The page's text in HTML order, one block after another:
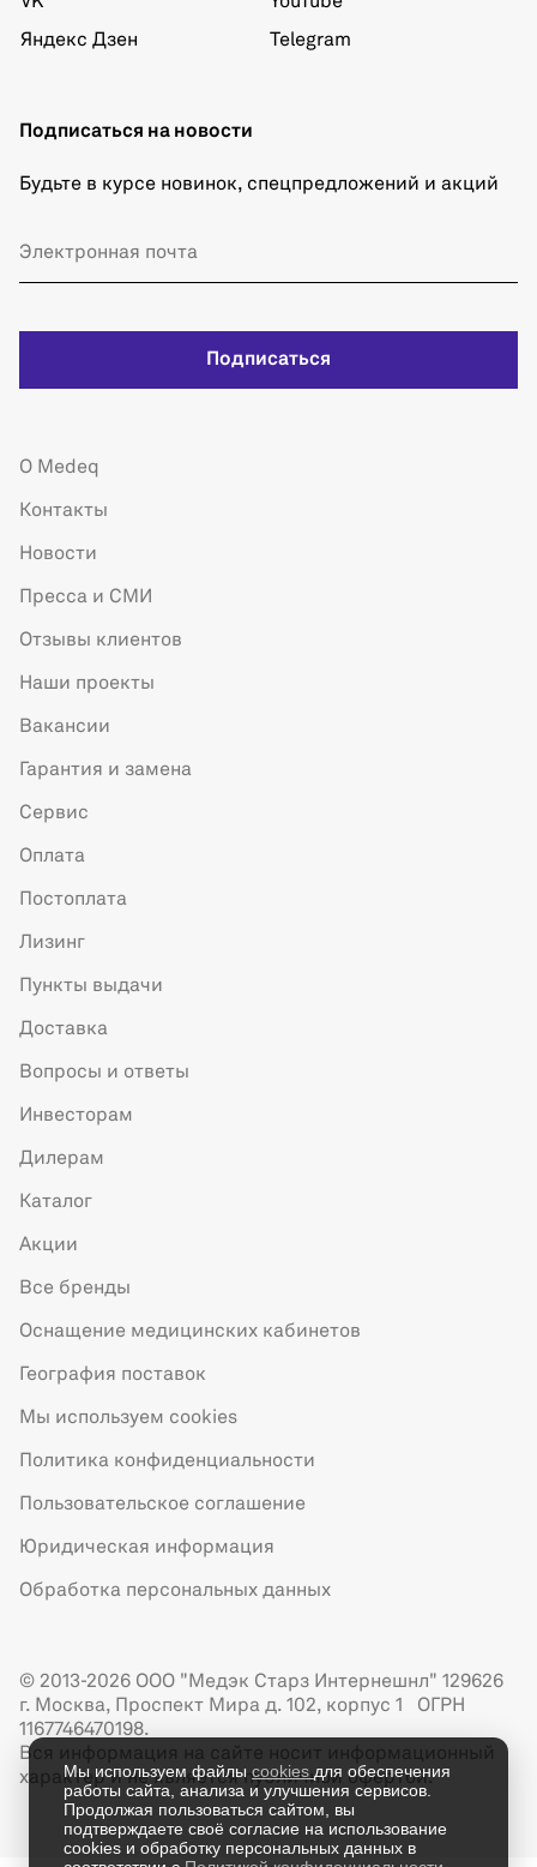
Яндекс Дзен
Telegram
Подписаться на новости
Будьте в курсе новинок, спецпредложений и акций
Подписаться
О Medeq
Контакты
Новости
Пресса и СМИ
Отзывы клиентов
Наши проекты
Вакансии
Гарантия и замена
Сервис
Оплата
Постоплата
Лизинг
Пункты выдачи
Доставка
Вопросы и ответы
Инвесторам
Дилерам
Каталог
Акции
Все бренды
Оснащение медицинских кабинетов
География поставок
Мы используем cookies
Политика конфиденциальности
Пользовательское соглашение
Юридическая информация
Обработка персональных данных
© 2013-2026 ООО "Медэк Старз Интернешнл" 129626
г. Москва, Проспект Мира д. 102, корпус 1 ОГРН
1167746470198.
Вся информация на сайте носит информационный
характер и не является публичной офертой.
Мы используем файлыcookies для обеспечения
работы сайта, анализа и улучшения сервисов.
Продолжая пользоваться сайтом, вы
подтверждаете своё согласие на использование
cookies и обработку персональных данных в